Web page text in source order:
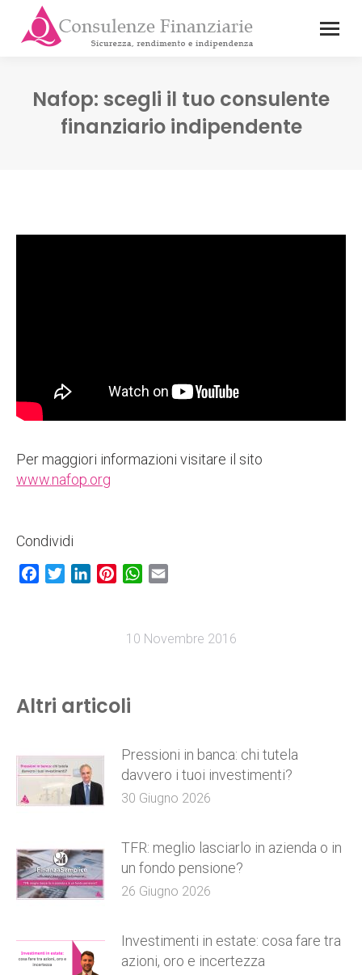
Nafop: scegli il tuo consulente
finanziario indipendente
Per maggiori informazioni visitare il sito
www.nafop.org
Condividi
Facebook
TwitterLinkedInPinterestWhatsApp
10 Novembre 2016
Altri articoli
Pressioni in banca: chi tutela
davvero i tuoi investimenti?
30 Giugno 2026
TFR: meglio lasciarlo in azienda o in
un fondo pensione?
26 Giugno 2026
Investimenti in estate: cosa fare tra
azioni, oro e incertezza